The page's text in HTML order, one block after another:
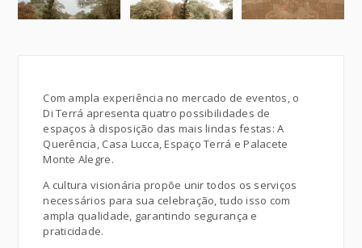
Com ampla experiência no mercado de eventos, o
Di Terrá apresenta quatro possibilidades de
espaços à disposição das mais lindas festas: A
Querência, Casa Lucca, Espaço Terrá e Palacete
Monte Alegre.
A cultura visionária propõe unir todos os serviços
necessários para sua celebração, tudo isso com
ampla qualidade, garantindo segurança e
praticidade.